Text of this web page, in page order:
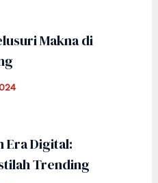
Makna di
Era Digital:
Trending